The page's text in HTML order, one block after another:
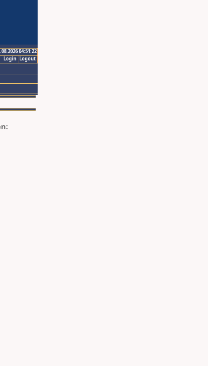
04:51:22
Logout
Login